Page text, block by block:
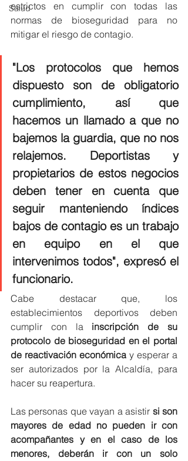
Salud
estrictos en cumplir con todas las
normas de bioseguridad para no
mitigar el riesgo de contagio.
"Los protocolos que hemos
dispuesto son de obligatorio
cumplimiento, así que
hacemos un llamado a que no
bajemos la guardia, que no nos
relajemos. Deportistas y
propietarios de estos negocios
deben tener en cuenta que
seguir manteniendo índices
bajos de contagio es un trabajo
en equipo en el que
intervenimos todos", expresó el
funcionario.
Cabe destacar que, los
establecimientos deportivos deben
cumplir con la inscripción de su
protocolo de bioseguridad en el portal
de reactivación económica y esperar a
ser autorizados por la Alcaldía, para
hacer su reapertura.
Las personas que vayan a asistir si son
mayores de edad no pueden ir con
acompañantes y en el caso de los
menores, deberán ir con un solo